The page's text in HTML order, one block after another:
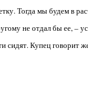
Тогда мы будем в
не отдал бы ее, –
сидят. Купец говорит